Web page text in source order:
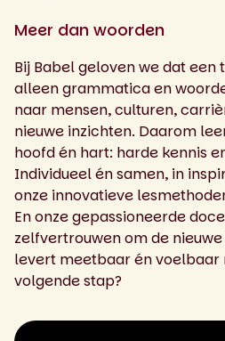
Meer dan woorden
Bij Babel geloven we dat
alleen grammatica en
naar mensen, culturen,
nieuwe inzichten. Daarom
hoofd én hart: harde kennis
Individueel én samen, in
onze innovatieve
En onze gepassioneerde
zelfvertrouwen om de
levert meetbaar én voelbaar
volgende stap?